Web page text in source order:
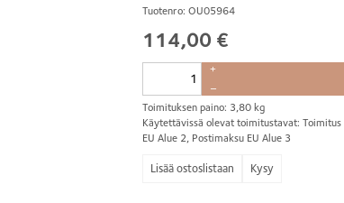
Tuotenro: OU05964
114,00 €
Toimituksen paino: 3,80 kg
+
–
Käytettävissä olevat toimitustavat:
EU Alue 2, Postimaksu EU Alue 3
Kysy